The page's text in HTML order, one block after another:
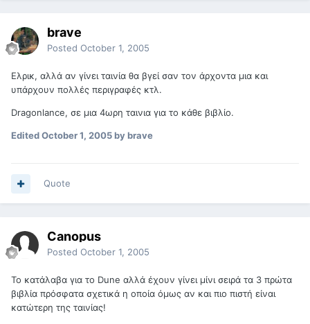
brave
Posted October 1, 2005
Ελρικ, αλλά αν γίνει ταινία θα βγεί σαν τον άρχοντα μια και
υπάρχουν πολλές περιγραφές κτλ.
Dragonlance, σε μια 4ωρη ταινια για το κάθε βιβλίο.
EditedOctober 1, 2005by brave
Quote
Canopus
Posted October 1, 2005
Το κατάλαβα για το Dune αλλά έχουν γίνει μίνι σειρά τα 3 πρώτα
βιβλία πρόσφατα σχετικά η οποία όμως αν και πιο πιστή είναι
κατώτερη της ταινίας!